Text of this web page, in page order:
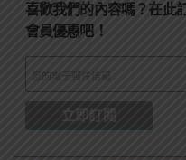
喜歡我們的內容嗎？在此
會員優惠吧！